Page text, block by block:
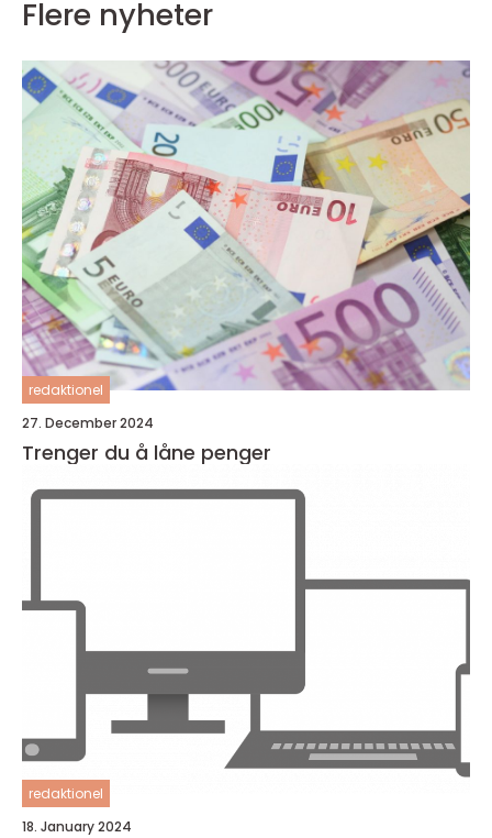
Flere nyheter
redaktionel
27. December 2024
Trenger du å låne penger
redaktionel
18. January 2024